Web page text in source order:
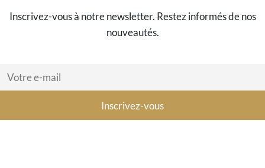
Inscrivez-vous à notre newsletter. Restez informés de nos
nouveautés.